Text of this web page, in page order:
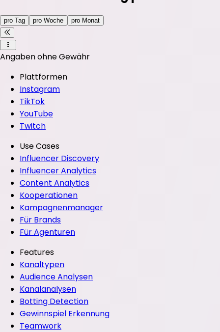
pro Tag pro Woche pro Monat
Angaben ohne Gewähr
Plattformen
Instagram
TikTok
YouTube
Twitch
Use Cases
Influencer Discovery
Influencer Analytics
Content Analytics
Kooperationen
Kampagnenmanager
Für Brands
Für Agenturen
Features
Kanaltypen
Audience Analysen
Kanalanalysen
Botting Detection
Gewinnspiel Erkennung
Teamwork